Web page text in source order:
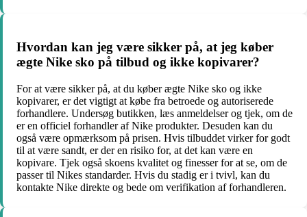
Hvordan kan jeg være sikker på, at jeg køber
ægte Nike sko på tilbud og ikke kopivarer?
For at være sikker på, at du køber ægte Nike sko og ikke
kopivarer, er det vigtigt at købe fra betroede og autoriserede
forhandlere. Undersøg butikken, læs anmeldelser og tjek, om de
er en officiel forhandler af Nike produkter. Desuden kan du
også være opmærksom på prisen. Hvis tilbuddet virker for godt
til at være sandt, er der en risiko for, at det kan være en
kopivare. Tjek også skoens kvalitet og finesser for at se, om de
passer til Nikes standarder. Hvis du stadig er i tvivl, kan du
kontakte Nike direkte og bede om verifikation af forhandleren.